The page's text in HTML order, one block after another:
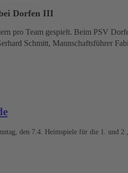
Dorfen III
pro Team gespielt. Beim PSV
Schmitt, Mannschaftsführer
den 7.4. Heimspiele für die 1.